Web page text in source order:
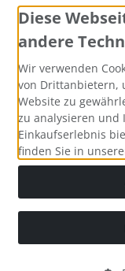
günstigen
Sie erhalten
Pflanzenbeet
Sie
mitgeteilt,
Sie werden
gerne auch
durch die
Warum
Diese
andere
Wir verwenden
von Drittanbietern,
Website zu
zu analysieren und
Einkaufserlebnis
finden Sie in